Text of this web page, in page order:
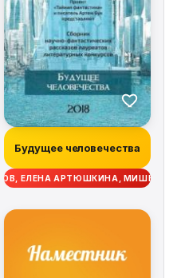
Будущее человечества
ЕЛЕНА АРТЮШКИНА,